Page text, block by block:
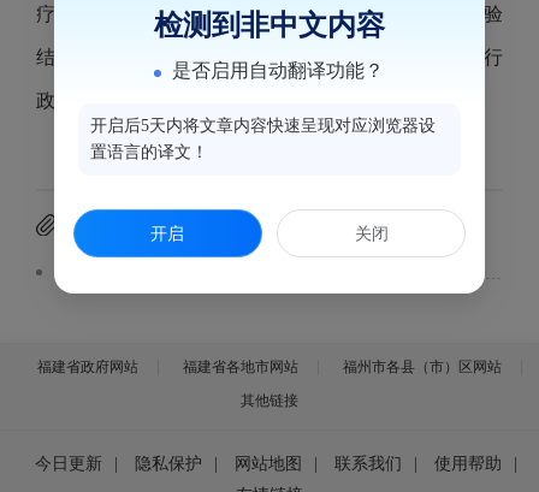
疗机构开业、迁移、更名、变更以及停业、歇业和校验
结果予以公示。现将2026年4月15日到2026年4月21日行
政受理事项汇总表予以公示。公示内容见附件。
附件下载
鼓楼区医疗机构行政许可事项受理汇总表(2026.4.15-4.21）.pdf
福建省政府网站 福建省各地市网站
福州市各县（市）区网站
其他链接
今日更新 隐私保护 网站地图 联系我们 使用帮助
检测到非中文内容
是否启用自动翻译功能？
开启后5天内将文章内容快速呈现对应浏览器设
置语言的译文！
开启 关闭